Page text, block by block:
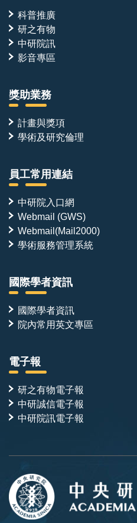
科普推廣
研之有物
中研院訊
影音專區
獎助業務
計畫與獎項
學術及研究倫理
員工常用連結
中研院入口網
Webmail (GWS)
Webmail(Mail2000)
學術服務管理系統
國際學者資訊
國際學者資訊
院內常用英文專區
電子報
研之有物電子報
中研誠信電子報
中研院訊電子報